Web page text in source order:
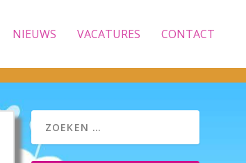
NIEUWS VACATURES CONTACT